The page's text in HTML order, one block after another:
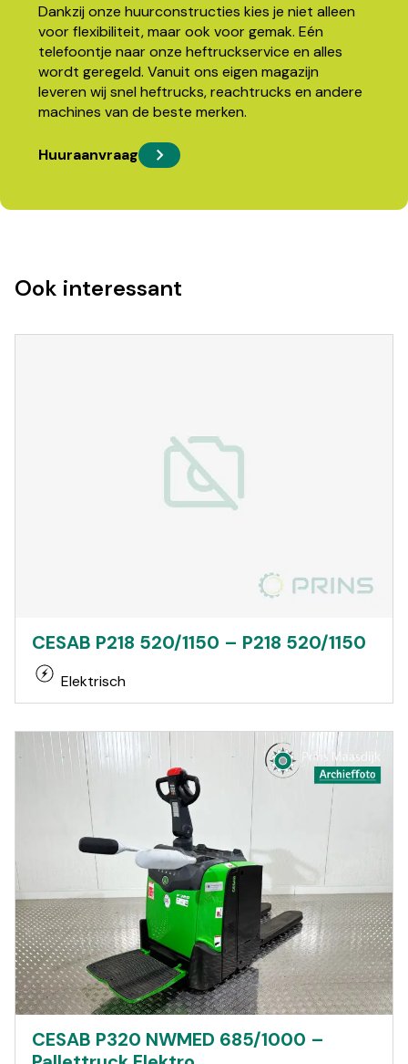
Dankzij onze huurconstructies kies je niet alleen
voor flexibiliteit, maar ook voor gemak. Eén
telefoontje naar onze heftruckservice en alles
wordt geregeld. Vanuit ons eigen magazijn
leveren wij snel heftrucks, reachtrucks en andere
machines van de beste merken.
Huuraanvraag
Ook interessant
CESAB P218 520/1150 – P218 520/1150
Elektrisch
CESAB P320 NWMED 685/1000 –